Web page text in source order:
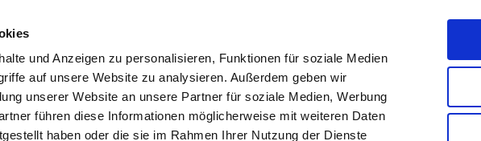
und Anzeigen zu personalisieren, Funktionen für soziale Medien
auf unsere Website zu analysieren. Außerdem geben wir
unserer Website an unsere Partner für soziale Medien, Werbung
führen diese Informationen möglicherweise mit weiteren Daten
haben oder die sie im Rahmen Ihrer Nutzung der Dienste